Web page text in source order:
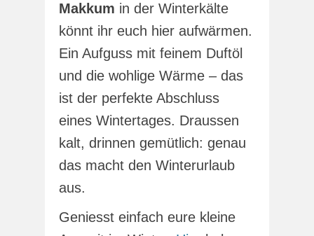
Makkum in der Winterkälte
könnt ihr euch hier aufwärmen.
Ein Aufguss mit feinem Duftöl
und die wohlige Wärme – das
ist der perfekte Abschluss
eines Wintertages. Draussen
kalt, drinnen gemütlich: genau
das macht den Winterurlaub
aus.
Geniesst einfach eure kleine